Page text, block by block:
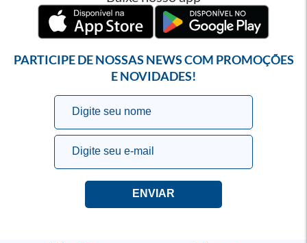
PARTICIPE DE NOSSAS NEWS COM PROMOÇÕES
E NOVIDADES!